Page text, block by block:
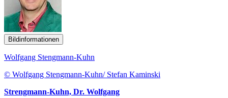
Bildinformationen
Wolfgang Stengmann-Kuhn
© Wolfgang Stengmann-Kuhn/ Stefan Kaminski
Strengmann-Kuhn, Dr. Wolfgang